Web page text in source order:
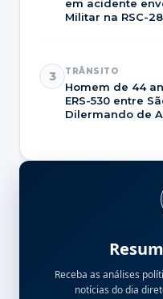
em acidente
Militar na RSC-
3 TRÂNSITO
Homem de 44
ERS-530 entre
Dilermando de
Receba as análises
notícias do dia